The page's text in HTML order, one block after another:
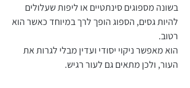
בשונה מספוגים סינתטיים או ליפות שעלולים
להיות גסים, הספוג הופך לרך במיוחד כאשר הוא
רטוב.
הוא מאפשר ניקוי יסודי ועדין מבלי לגרות את
העור, ולכן מתאים גם לעור רגיש.